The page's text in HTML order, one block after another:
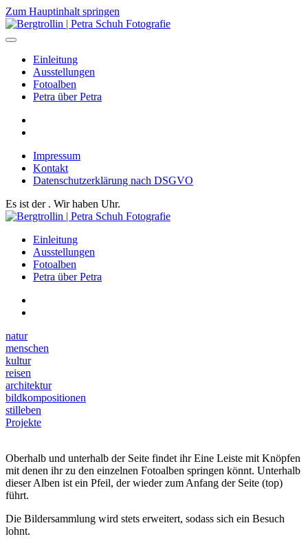
Zum Hauptinhalt springen
Einleitung
Ausstellungen
Fotoalben
Petra über Petra
Impressum
Kontakt
Datenschutzerklärung nach DSGVO
Es ist der . Wir haben Uhr.
Einleitung
Ausstellungen
Fotoalben
Petra über Petra
natur
menschen
kultur
reisen
architektur
bildkompositionen
stilleben
Projekte
Oberhalb und unterhalb der Seite findet ihr Eine Leiste mit Knöpfen
mit denen ihr zu den einzelnen Fotoalben springen könnt. Unterhalb
dieser Alben ist ein Pfeil, der wieder zum Anfang der Seite (top)
führt.
Die Bildersammlung wird stets erweitert, sodass sich ein Besuch
lohnt.